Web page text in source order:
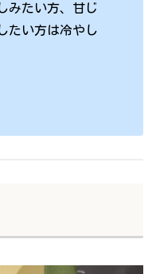
みたい方、甘じ
たい方は冷やし